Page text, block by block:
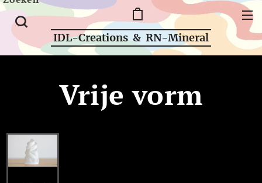
IDL-Creations & RN-Mineral
Vrije vorm